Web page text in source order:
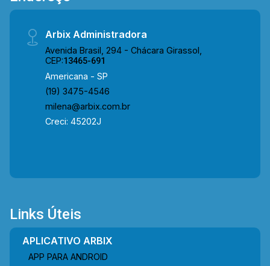
Queiroz, garantindo fácil mobilidade. A região
oferece infraestrutura completa, como
farmácias, supermercados, academias,
restaurantes e a UNISAL, proporcionando
agende a sua visita!! WhatsApp e Telefone: (19)
3475-4546 ARBIX IMÓVEIS - Presente em cada
mudança!
Arbix Administradora
Avenida Brasil, 294 - Chácara Girassol,
CEP:13465-691
Americana - SP
(19) 3475-4546
milena@arbix.com.br
Creci: 45202J
Links Úteis
APLICATIVO ARBIX
APP PARA ANDROID